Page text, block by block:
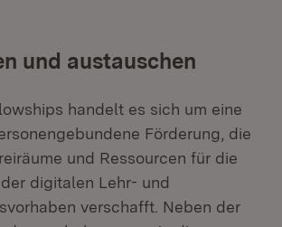
und austauschen
handelt es sich um eine
Förderung, die
und Ressourcen für die
digitalen Lehr- und
verschafft. Neben der